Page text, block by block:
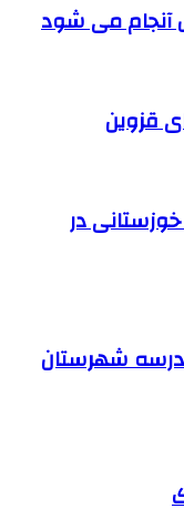
آنجام می شود
قزوین
در
و پرورش دیّر: ۲۰ مدرسه شهرستان